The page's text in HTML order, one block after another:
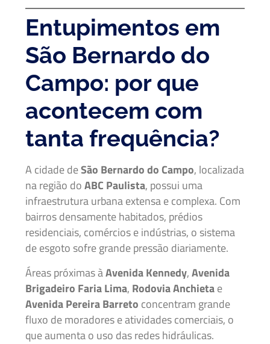
Entupimentos em
São Bernardo do
Campo: por que
acontecem com
tanta frequência?
A cidade deSão Bernardo do Campo, localizada
na região doABC Paulista, possui uma
infraestrutura urbana extensa e complexa. Com
bairros densamente habitados, prédios
residenciais, comércios e indústrias, o sistema
de esgoto sofre grande pressão diariamente.
Áreas próximas àAvenida Kennedy,Avenida
Brigadeiro Faria Lima, Rodovia Anchietae
Avenida Pereira Barreto concentram grande
fluxo de moradores e atividades comerciais, o
que aumenta o uso das redes hidráulicas.